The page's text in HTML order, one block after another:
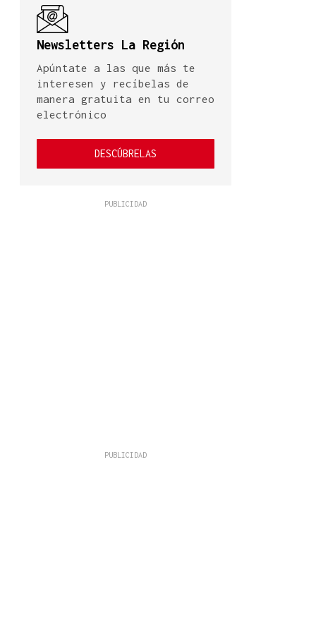
Newsletters La Región
Apúntate a las que más te
interesen y recíbelas de
manera gratuita en tu correo
electrónico
DESCÚBRELAS